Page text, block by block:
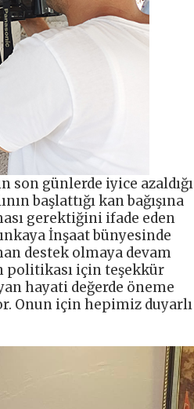
son günlerde iyice azaldığı
başlattığı kan bağışına
gerektiğini ifade eden
İnşaat bünyesinde
destek olmaya devam
politikası için teşekkür
hayati değerde öneme
Onun için hepimiz duyarlı